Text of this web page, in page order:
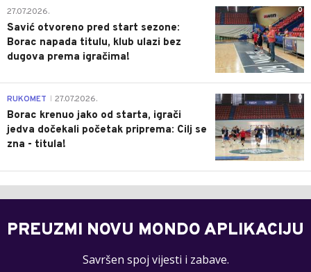
0
27.07.2026.
Savić otvoreno pred start sezone:
Borac napada titulu, klub ulazi bez
dugova prema igračima!
0
RUKOMET 27.07.2026.
Borac krenuo jako od starta, igrači
jedva dočekali početak priprema: Cilj se
zna - titula!
PREUZMI NOVU MONDO APLIKACIJU
Savršen spoj vijesti i zabave.